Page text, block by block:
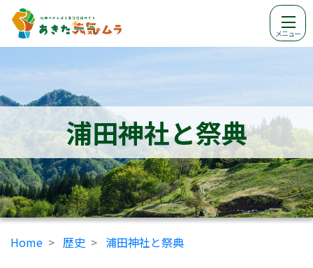
メニュー
浦田神社と祭典
Home 歴史 浦田神社と祭典